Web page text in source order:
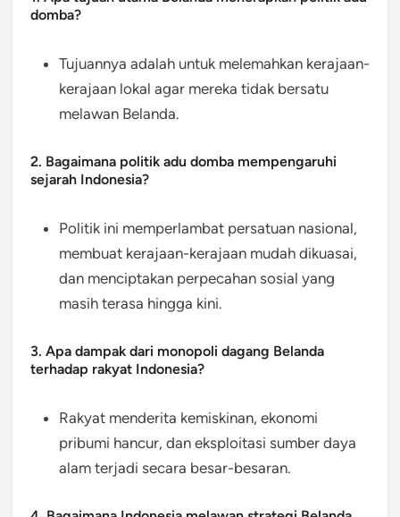
domba?
Tujuannya adalah untuk melemahkan kerajaan-
kerajaan lokal agar mereka tidak bersatu
melawan Belanda.
2. Bagaimana politik adu domba mempengaruhi
sejarah Indonesia?
Politik ini memperlambat persatuan nasional,
membuat kerajaan-kerajaan mudah dikuasai,
dan menciptakan perpecahan sosial yang
masih terasa hingga kini.
3. Apa dampak dari monopoli dagang Belanda
terhadap rakyat Indonesia?
Rakyat menderita kemiskinan, ekonomi
pribumi hancur, dan eksploitasi sumber daya
alam terjadi secara besar-besaran.